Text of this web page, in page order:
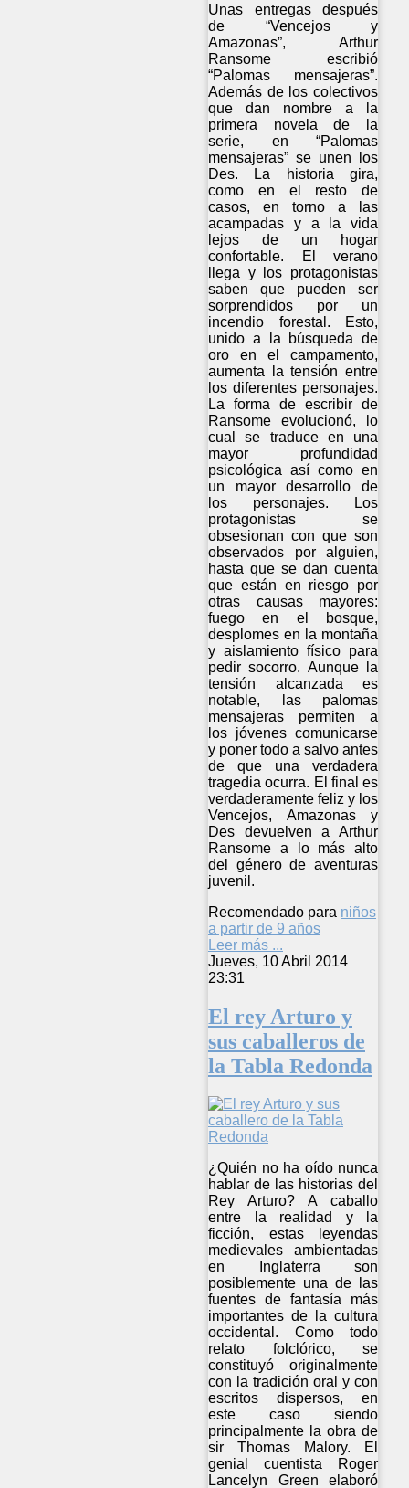
Unas entregas después
de “Vencejos y
Amazonas”, Arthur
Ransome escribió
“Palomas mensajeras”.
Además de los colectivos
que dan nombre a la
primera novela de la
serie, en “Palomas
mensajeras” se unen los
Des. La historia gira,
como en el resto de
casos, en torno a las
acampadas y a la vida
lejos de un hogar
confortable. El verano
llega y los protagonistas
saben que pueden ser
sorprendidos por un
incendio forestal. Esto,
unido a la búsqueda de
oro en el campamento,
aumenta la tensión entre
los diferentes personajes.
La forma de escribir de
Ransome evolucionó, lo
cual se traduce en una
mayor profundidad
psicológica así como en
un mayor desarrollo de
los personajes. Los
protagonistas se
obsesionan con que son
observados por alguien,
hasta que se dan cuenta
que están en riesgo por
otras causas mayores:
fuego en el bosque,
desplomes en la montaña
y aislamiento físico para
pedir socorro. Aunque la
tensión alcanzada es
notable, las palomas
mensajeras permiten a
los jóvenes comunicarse
y poner todo a salvo antes
de que una verdadera
tragedia ocurra. El final es
verdaderamente feliz y los
Vencejos, Amazonas y
Des devuelven a Arthur
Ransome a lo más alto
del género de aventuras
juvenil.
Recomendado para niños
a partir de 9 años
Leer más ...
Jueves, 10 Abril 2014
23:31
El rey Arturo y
sus caballeros de
la Tabla Redonda
¿Quién no ha oído nunca
hablar de las historias del
Rey Arturo? A caballo
entre la realidad y la
ficción, estas leyendas
medievales ambientadas
en Inglaterra son
posiblemente una de las
fuentes de fantasía más
importantes de la cultura
occidental. Como todo
relato folclórico, se
constituyó originalmente
con la tradición oral y con
escritos dispersos, en
este caso siendo
principalmente la obra de
sir Thomas Malory. El
genial cuentista Roger
Lancelyn Green elaboró